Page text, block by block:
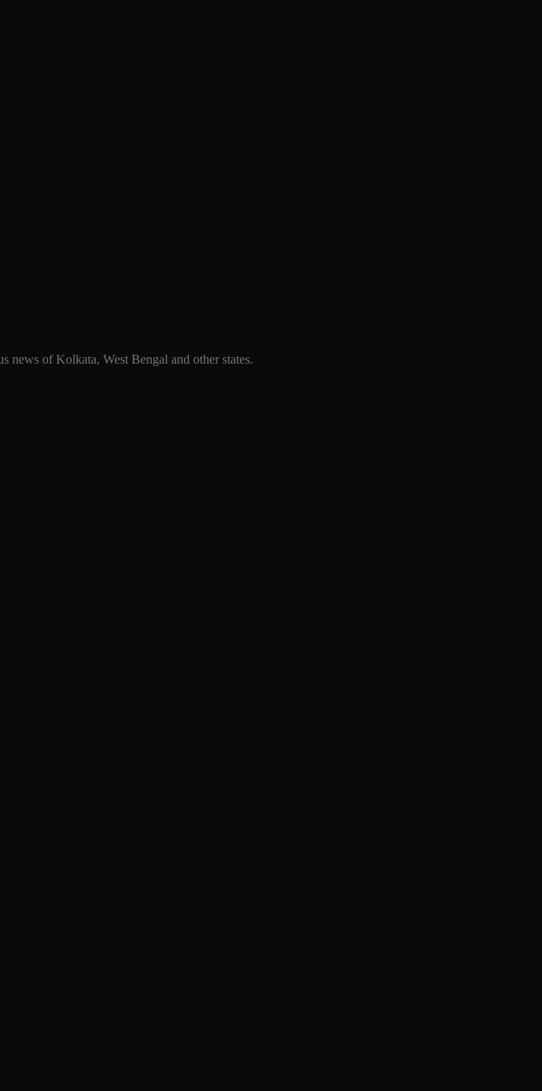
news of Kolkata, West Bengal and other states.